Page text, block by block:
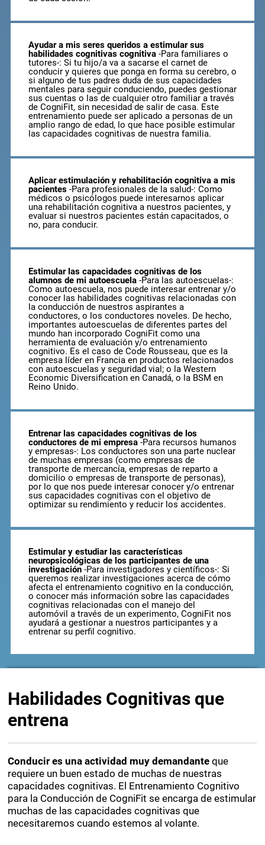
Ayudar a mis seres queridos a estimular sus
habilidades cognitivas cognitiva-Para familiares o
tutores-: Si tu hijo/a va a sacarse el carnet de
conducir y quieres que ponga en forma su cerebro, o
si alguno de tus padres duda de sus capacidades
mentales para seguir conduciendo, puedes gestionar
sus cuentas o las de cualquier otro familiar a través
de CogniFit, sin necesidad de salir de casa. Este
entrenamiento puede ser aplicado a personas de un
amplio rango de edad, lo que hace posible estimular
las capacidades cognitivas de nuestra familia.
Aplicar estimulación y rehabilitación cognitiva a mis
pacientes-Para profesionales de la salud-: Como
médicos o psicólogos puede interesarnos aplicar
una rehabilitación cognitiva a nuestros pacientes, y
evaluar si nuestros pacientes están capacitados, o
no, para conducir.
Estimular las capacidades cognitivas de los
alumnos de mi autoescuela-Para las autoescuelas-:
Como autoescuela, nos puede interesar entrenar y/o
conocer las habilidades cognitivas relacionadas con
la conducción de nuestros aspirantes a
conductores, o los conductores noveles. De hecho,
importantes autoescuelas de diferentes partes del
mundo han incorporado CogniFit como una
herramienta de evaluación y/o entrenamiento
cognitivo. Es el caso de Code Rousseau, que es la
empresa líder en Francia en productos relacionados
con autoescuelas y seguridad vial; o la Western
Economic Diversification en Canadá, o la BSM en
Reino Unido.
Entrenar las capacidades cognitivas de los
conductores de mi empresa-Para recursos humanos
y empresas-: Los conductores son una parte nuclear
de muchas empresas (como empresas de
transporte de mercancía, empresas de reparto a
domicilio o empresas de transporte de personas),
por lo que nos puede interesar conocer y/o entrenar
sus capacidades cognitivas con el objetivo de
optimizar su rendimiento y reducir los accidentes.
Estimular y estudiar las características
neuropsicológicas de los participantes de una
investigación-Para investigadores y científicos-: Si
queremos realizar investigaciones acerca de cómo
afecta el entrenamiento cognitivo en la conducción,
o conocer más información sobre las capacidades
cognitivas relacionadas con el manejo del
automóvil a través de un experimento, CogniFit nos
ayudará a gestionar a nuestros participantes y a
entrenar su perfil cognitivo.
Habilidades Cognitivas que
entrena
Conducir es una actividad muy demandante que
requiere un buen estado de muchas de nuestras
capacidades cognitivas. El Entrenamiento Cognitivo
para la Conducción de CogniFit se encarga de estimular
muchas de las capacidades cognitivas que
necesitaremos cuando estemos al volante.